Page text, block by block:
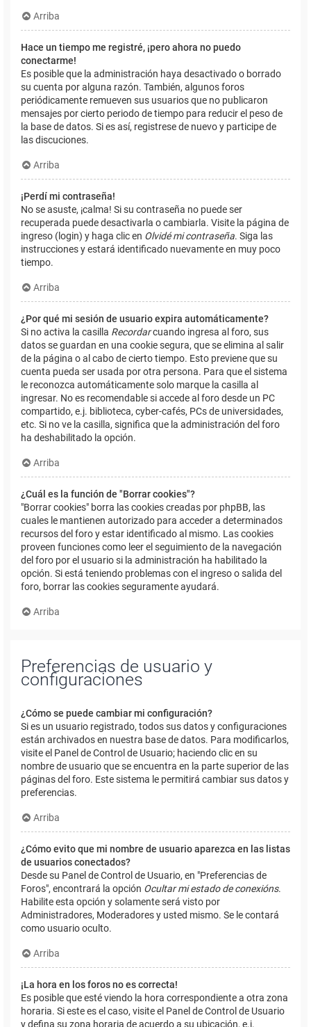
Arriba
Hace un tiempo me registré, ¡pero ahora no puedo
conectarme!
Es posible que la administración haya desactivado o borrado
su cuenta por alguna razón. También, algunos foros
periódicamente remueven sus usuarios que no publicaron
mensajes por cierto periodo de tiempo para reducir el peso de
la base de datos. Si es así, registrese de nuevo y participe de
las discuciones.
Arriba
¡Perdí mi contraseña!
No se asuste, ¡calma! Si su contraseña no puede ser
recuperada puede desactivarla o cambiarla. Visite la página de
ingreso (login) y haga clic en Olvidé mi contraseña. Siga las
instrucciones y estará identificado nuevamente en muy poco
tiempo.
Arriba
¿Por qué mi sesión de usuario expira automáticamente?
Si no activa la casilla Recordarcuando ingresa al foro, sus
datos se guardan en una cookie segura, que se elimina al salir
de la página o al cabo de cierto tiempo. Esto previene que su
cuenta pueda ser usada por otra persona. Para que el sistema
le reconozca automáticamente solo marque la casilla al
ingresar. No es recomendable si accede al foro desde un PC
compartido, e.j. biblioteca, cyber-cafés, PCs de universidades,
etc. Si no ve la casilla, significa que la administración del foro
ha deshabilitado la opción.
Arriba
¿Cuál es la función de "Borrar cookies"?
"Borrar cookies" borra las cookies creadas por phpBB, las
cuales le mantienen autorizado para acceder a determinados
recursos del foro y estar identificado al mismo. Las cookies
proveen funciones como leer el seguimiento de la navegación
del foro por el usuario si la administración ha habilitado la
opción. Si está teniendo problemas con el ingreso o salida del
foro, borrar las cookies seguramente ayudará.
Arriba
Preferencias de usuario y
configuraciones
¿Cómo se puede cambiar mi configuración?
Si es un usuario registrado, todos sus datos y configuraciones
están archivados en nuestra base de datos. Para modificarlos,
visite el Panel de Control de Usuario; haciendo clic en su
nombre de usuario que se encuentra en la parte superior de las
páginas del foro. Este sistema le permitirá cambiar sus datos y
preferencias.
Arriba
¿Cómo evito que mi nombre de usuario aparezca en las listas
de usuarios conectados?
Desde su Panel de Control de Usuario, en "Preferencias de
Foros", encontrará la opción Ocultar mi estado de conexións.
Habilite esta opción y solamente será visto por
Administradores, Moderadores y usted mismo. Se le contará
como usuario oculto.
Arriba
¡La hora en los foros no es correcta!
Es posible que esté viendo la hora correspondiente a otra zona
horaria. Si este es el caso, visite el Panel de Control de Usuario
y defina su zona horaria de acuerdo a su ubicación, e.j.